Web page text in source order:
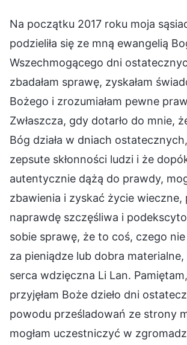
Na początku 2017 roku moja
podzieliła się ze mną ewangelią
Wszechmogącego dni
zbadałam sprawę, zyskałam
Bożego i zrozumiałam pewne
Zwłaszcza, gdy dotarło do mnie,
Bóg działa w dniach
zepsute skłonności ludzi i że
autentycznie dążą do prawdy,
zbawienia i zyskać życie wieczne,
naprawdę szczęśliwa i
sobie sprawę, że to coś, czego
za pieniądze lub dobra materialne,
serca wdzięczna Li Lan.
przyjęłam Boże dzieło dni
powodu prześladowań ze strony
mogłam uczestniczyć w